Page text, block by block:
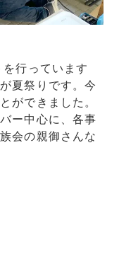
行っています
夏祭りです。今
ができました。
ー中心に、各事
会の親御さんな